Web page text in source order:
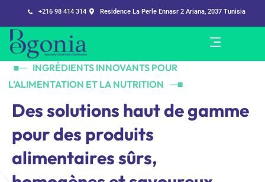
+216 98 414 314 Residence La Perle Ennasr 2 Ariana, 2037 Tunisia
INGRÉDIENTS INNOVANTS POUR
L’ALIMENTATION ET LA NUTRITION
Dessolutions hautdegamme
pourdes produits
alimentairessûrs,